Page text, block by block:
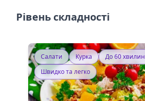
Рівень складності
Салати Курка
До 60 хвилин
Швидко та легко